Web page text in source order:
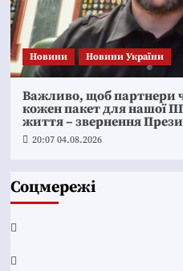
Новини Новини України
Важливо, щоб партнери
кожен пакет для нашої
життя – звернення
20:07 04.08.2026
Соцмережі
Facebook
YouTube